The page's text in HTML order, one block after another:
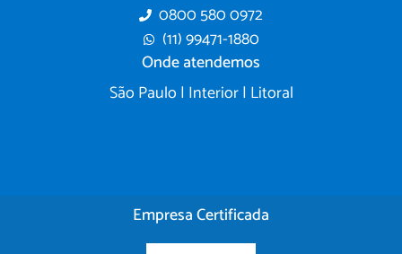
0800 580 0972
(11) 99471-1880
Onde atendemos
São Paulo | Interior | Litoral
Empresa Certificada